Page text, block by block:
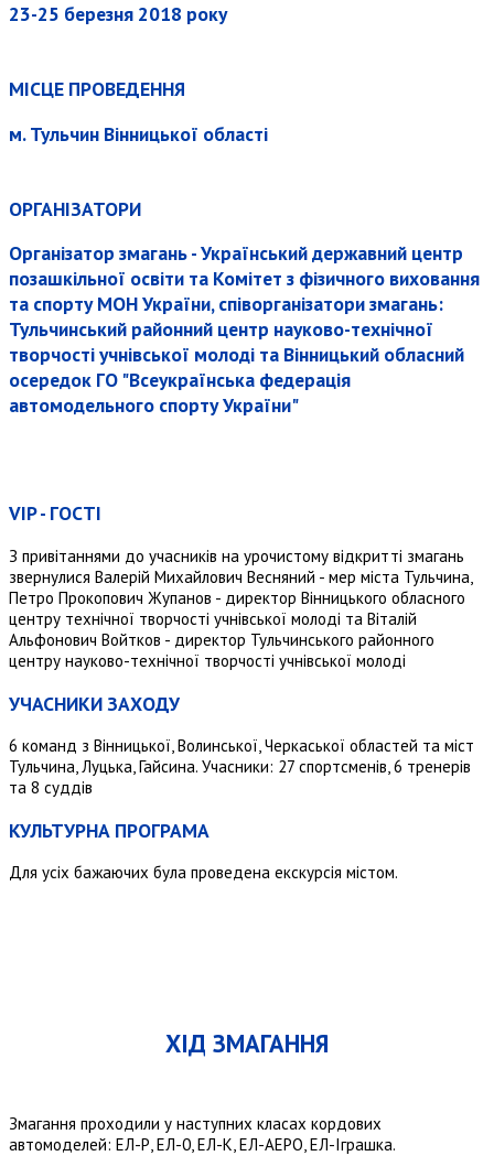
23-25 березня 2018 року
МІСЦЕ ПРОВЕДЕННЯ
м. Тульчин Вінницької області
ОРГАНІЗАТОРИ
Організатор змагань - Український державний центр
позашкільної освіти та Комітет з фізичного виховання
та спорту МОН України, співорганізатори змагань:
Тульчинський районний центр науково-технічної
творчості учнівської молоді та Вінницький обласний
осередок ГО "Всеукраїнська федерація
автомодельного спорту України"
VIP - ГОСТІ
З привітаннями до учасників на урочистому відкритті змагань
звернулися Валерій Михайлович Весняний - мер міста Тульчина,
Петро Прокопович Жупанов - директор Вінницького обласного
центру технічної творчості учнівської молоді та Віталій
Альфонович Войтков - директор Тульчинського районного
центру науково-технічної творчості учнівської молоді
УЧАСНИКИ ЗАХОДУ
6 команд з Вінницької, Волинської, Черкаської областей та міст
Тульчина, Луцька, Гайсина. Учасники: 27 спортсменів, 6 тренерів
та 8 суддів
КУЛЬТУРНА ПРОГРАМА
Для усіх бажаючих була проведена екскурсія містом.
ХІД ЗМАГАННЯ
Змагання проходили у наступних класах кордових
автомоделей: ЕЛ-Р, ЕЛ-0, ЕЛ-К, ЕЛ-АЕРО, ЕЛ-Іграшка.